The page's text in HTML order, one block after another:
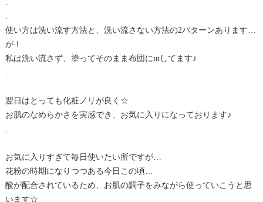
.
.
使い方は洗い流す方法と、洗い流さない方法の2パターンあります…
が！
私は洗い流さず、塗ってそのまま布団にinしてます♪
.
.
翌日はとっても化粧ノリが良く☆
お肌のなめらかさを実感でき、お気に入りになっております♪
.
お気に入りすぎて毎日使いたい所ですが…
花粉の時期になりつつある今日この頃…
酸が配合されているため、お肌の調子をみながら使っていこうと思
います☆